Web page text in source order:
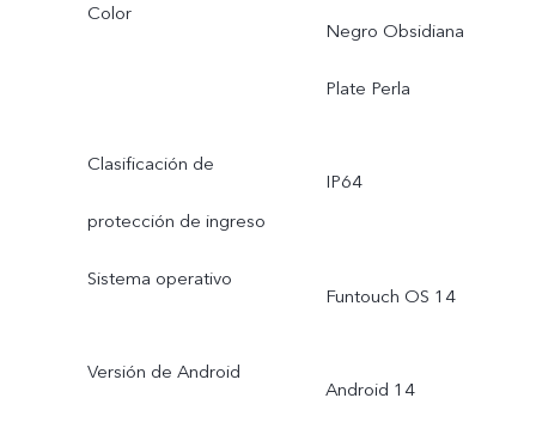
Color
Negro Obsidiana
Plate Perla
Clasificación de
protección de ingreso
IP64
Sistema operativo
Funtouch OS 14
Versión de Android
Android 14